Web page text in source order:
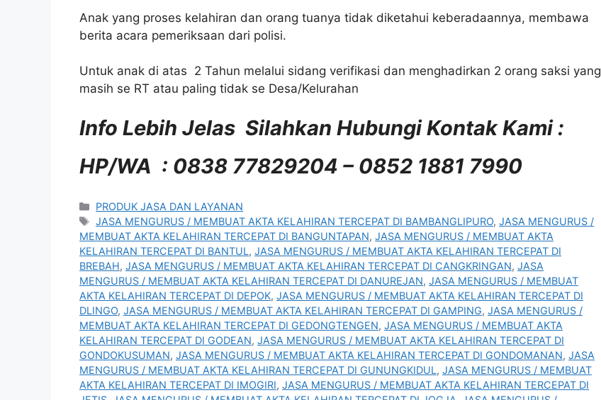
Anak yang proses kelahiran dan orang tuanya tidak diketahui keberadaannya, membawa
berita acara pemeriksaan dari polisi.
Untuk anak di atas 2 Tahun melalui sidang verifikasi dan menghadirkan 2 orang saksi yang
masih se RT atau paling tidak se Desa/Kelurahan
Info Lebih Jelas Silahkan Hubungi Kontak Kami :
HP/WA : 0838 77829204 – 0852 1881 7990
Kategori
PRODUK JASA DAN LAYANAN
Tag
JASA MENGURUS / MEMBUAT AKTA KELAHIRAN TERCEPAT DI BAMBANGLIPURO,JASA MENGURUS /
MEMBUAT AKTA KELAHIRAN TERCEPAT DI BANGUNTAPAN, JASA MENGURUS / MEMBUAT AKTA
KELAHIRAN TERCEPAT DI BANTUL, JASA MENGURUS / MEMBUAT AKTA KELAHIRAN TERCEPAT DI
BREBAH, JASA MENGURUS / MEMBUAT AKTA KELAHIRAN TERCEPAT DI CANGKRINGAN, JASA
MENGURUS / MEMBUAT AKTA KELAHIRAN TERCEPAT DI DANUREJAN, JASA MENGURUS / MEMBUAT
AKTA KELAHIRAN TERCEPAT DI DEPOK, JASA MENGURUS / MEMBUAT AKTA KELAHIRAN TERCEPAT DI
DLINGO, JASA MENGURUS / MEMBUAT AKTA KELAHIRAN TERCEPAT DI GAMPING, JASA MENGURUS /
MEMBUAT AKTA KELAHIRAN TERCEPAT DI GEDONGTENGEN, JASA MENGURUS / MEMBUAT AKTA
KELAHIRAN TERCEPAT DI GODEAN, JASA MENGURUS / MEMBUAT AKTA KELAHIRAN TERCEPAT DI
GONDOKUSUMAN, JASA MENGURUS / MEMBUAT AKTA KELAHIRAN TERCEPAT DI GONDOMANAN, JASA
MENGURUS / MEMBUAT AKTA KELAHIRAN TERCEPAT DI GUNUNGKIDUL, JASA MENGURUS / MEMBUAT
AKTA KELAHIRAN TERCEPAT DI IMOGIRI, JASA MENGURUS / MEMBUAT AKTA KELAHIRAN TERCEPAT DI